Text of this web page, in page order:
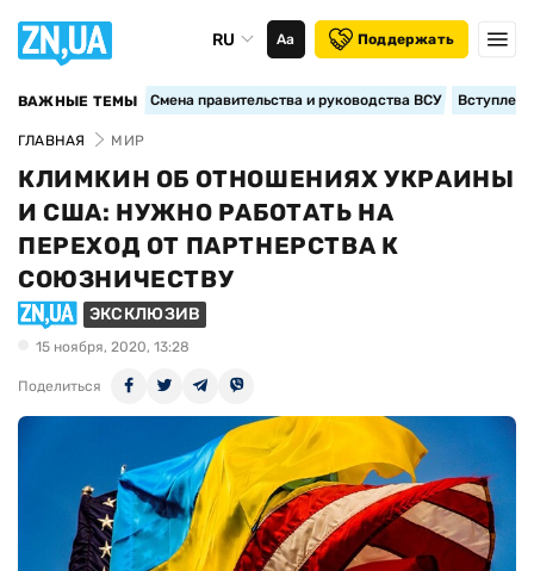
RU Аа Поддержать
ВАЖНЫЕ ТЕМЫ Смена правительства и руководства ВСУ
ГЛАВНАЯ МИР
КЛИМКИН ОБ ОТНОШЕНИЯХ УКРАИНЫ
И США: НУЖНО РАБОТАТЬ НА
ПЕРЕХОД ОТ ПАРТНЕРСТВА К
СОЮЗНИЧЕСТВУ
ЭКСКЛЮЗИВ
15 ноября, 2020, 13:28
Поделиться